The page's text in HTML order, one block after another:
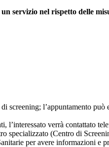
servizio nel rispetto delle
screening; l’appuntamento
l’interessato verrà contattato
specializzato (Centro di
per avere informazioni e